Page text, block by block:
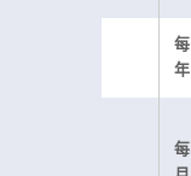
每
年
每